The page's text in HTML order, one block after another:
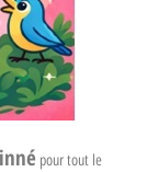
pour tout le